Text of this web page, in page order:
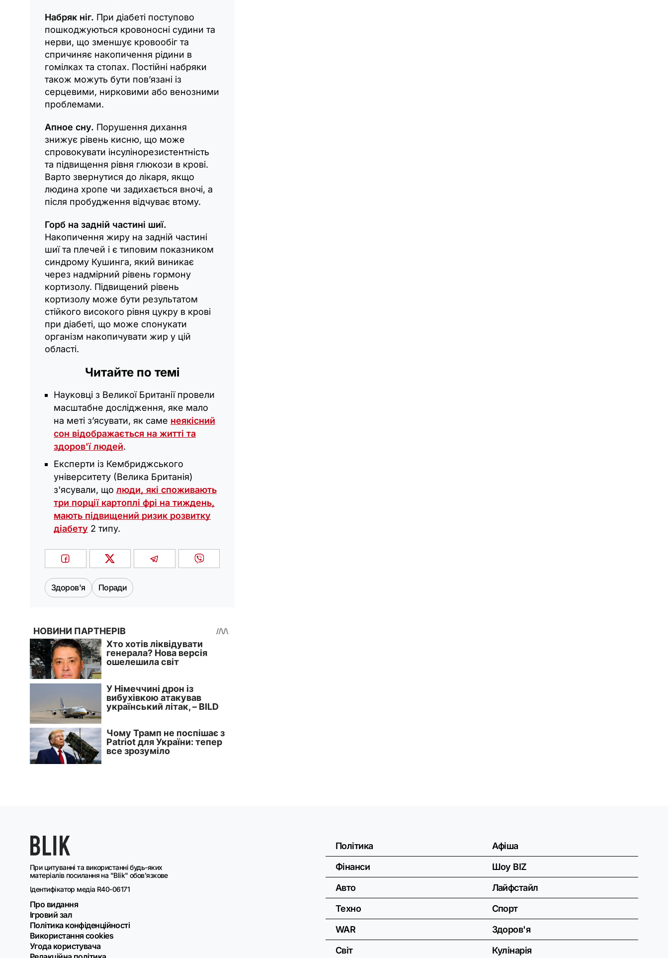
Набряк ніг. При діабеті поступово
пошкоджуються кровоносні судини та
нерви, що зменшує кровообіг та
спричиняє накопичення рідини в
гомілках та стопах. Постійні набряки
також можуть бути пов’язані із
серцевими, нирковими або венозними
проблемами.
Апное сну. Порушення дихання
знижує рівень кисню, що може
спровокувати інсулінорезистентність
та підвищення рівня глюкози в крові.
Варто звернутися до лікаря, якщо
людина хропе чи задихається вночі, а
після пробудження відчуває втому.
Горб на задній частині шиї.
Накопичення жиру на задній частині
шиї та плечей і є типовим показником
синдрому Кушинга, який виникає
через надмірний рівень гормону
кортизолу. Підвищений рівень
кортизолу може бути результатом
стійкого високого рівня цукру в крові
при діабеті, що може спонукати
організм накопичувати жир у цій
області.
Читайте по темі
Науковці з Великої Британії провели
масштабне дослідження, яке мало
на меті з’ясувати, як саме неякісний
сон відображається на житті та
здоров'ї людей.
Експерти із Кембриджського
університету (Велика Британія)
з'ясували, що люди, які споживають
три порції картоплі фрі на тиждень,
мають підвищений ризик розвитку
діабету 2 типу.
Здоров'я Поради
При цитуванні та використанні будь-яких
матеріалів посилання на "Blik" обов'язкове
Ідентифікатор медіа R40-06171
Про видання
Ігровий зал
Політика конфіденційності
Використання cookies
Угода користувача
Політика
Фінанси
Авто
Техно
WAR
Світ
Афіша
Шоу BIZ
Лайфстайл
Спорт
Здоров'я
Кулінарія